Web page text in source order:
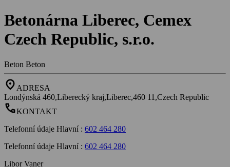
Betonárna Liberec, Cemex
Czech Republic, s.r.o.
Beton Beton
location_on ADRESA
Londýnská 460,Liberecký kraj,Liberec,460 11,Czech Republic
callKONTAKT
Telefonní údaje Hlavní : 602 464 280
Telefonní údaje Hlavní : 602 464 280
Libor Vaner